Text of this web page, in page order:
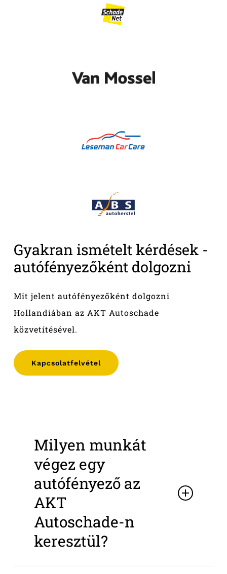
Gyakran ismételtkérdések -
autófényezőként dolgozni
Mit jelent autófényezőként dolgozni
Hollandiában az AKT Autoschade
közvetítésével.
Kapcsolatfelvétel
Milyen munkát
végez egy
autófényező az
AKT
Autoschade-n
keresztül?